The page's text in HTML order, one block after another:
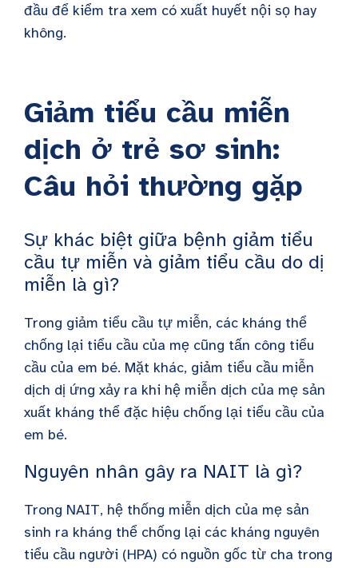
đầu để kiểm tra xem có xuất huyết nội sọ hay
không.
Giảm tiểu cầu miễn
dịch ở trẻ sơ sinh:
Câu hỏi thường gặp
Sự khác biệt giữa bệnh giảm tiểu
cầu tự miễn và giảm tiểu cầu do dị
miễn là gì?
Trong giảm tiểu cầu tự miễn, các kháng thể
chống lại tiểu cầu của mẹ cũng tấn công tiểu
cầu của em bé. Mặt khác, giảm tiểu cầu miễn
dịch dị ứng xảy ra khi hệ miễn dịch của mẹ sản
xuất kháng thể đặc hiệu chống lại tiểu cầu của
em bé.
Nguyên nhân gây ra NAIT là gì?
Trong NAIT, hệ thống miễn dịch của mẹ sản
sinh ra kháng thể chống lại các kháng nguyên
tiểu cầu người (HPA) có nguồn gốc từ cha trong